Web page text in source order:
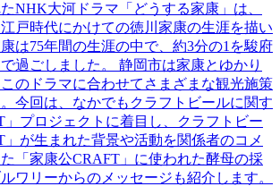
NHK大河ドラマ「どうする家康」は、
戸時代にかけての徳川家康の生涯を描い
は75年間の生涯の中で、約3分の1を駿府
で過ごしました。 静岡市は家康とゆかり
のドラマに合わせてさまざまな観光施策
今回は、なかでもクラフトビールに関す
」プロジェクトに着目し、クラフトビー
」が生まれた背景や活動を関係者のコメ
「家康公CRAFT」に使われた酵母の採
ワリーからのメッセージも紹介します。